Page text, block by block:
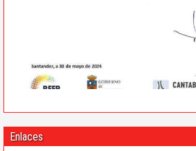
Enlaces